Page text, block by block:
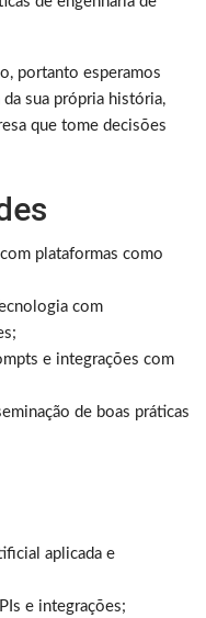
portanto esperamos
sua própria história,
que tome decisões
plataformas como
com
e integrações com
de boas práticas
aplicada e
e integrações;